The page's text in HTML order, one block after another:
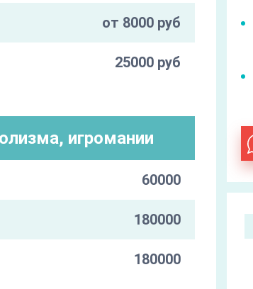
от 8000 руб
25000 руб
игромании
60000
180000
180000